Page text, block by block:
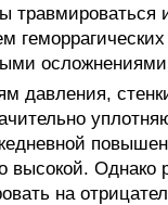
травмироваться
геморрагических
давления,
высокой. Однако
на